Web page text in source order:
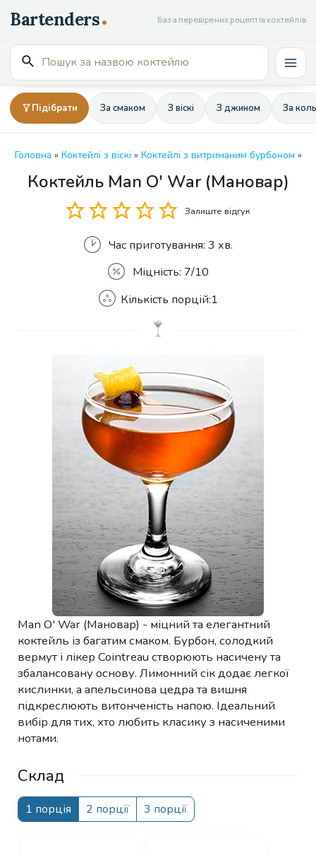
до
вмісту
База перевірених рецептів коктейлів
Пошук
для:
Підібрати За смаком З віскі З джином За
Головна » Коктейлі з віскі » Коктейлі з витриманим бурбоном »
Коктейль Man O' War (Мановар)
Залиште відгук
Час приготування: 3 хв.
Міцність: 7/10
Кількість
Кількість порцій:1
Man O' War (Мановар) - міцний та елегантний
коктейль із багатим смаком. Бурбон, солодкий
вермут і лікер Cointreau створюють насичену та
збалансовану основу. Лимонний сік додає легкої
кислинки, а апельсинова цедра та вишня
підкреслюють витонченість напою. Ідеальний
вибір для тих, хто любить класику з насиченими
нотами.
Склад
1 порція 2 порції 3 порції